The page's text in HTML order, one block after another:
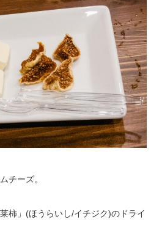
チーズ。
柿」(ほうらいし/イチジク)のドライ